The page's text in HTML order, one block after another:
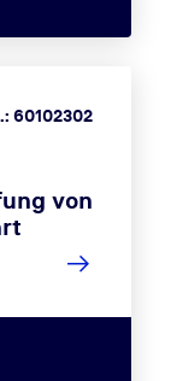
60102302
von